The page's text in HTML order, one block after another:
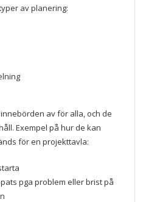
av planering:
av för alla, och de
Exempel på hur de kan
för en projekttavla:
pga problem eller brist på